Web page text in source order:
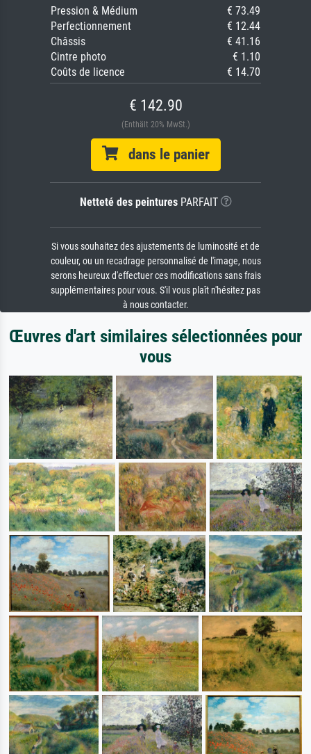
Pression & Médium
€ 73.49
Perfectionnement
€ 12.44
Châssis
€ 41.16
Cintre photo
€ 1.10
Coûts de licence
€ 14.70
€ 142.90
(Enthält 20% MwSt.)
dans le panier
Netteté des peinturesPARFAIT
Si vous souhaitez des ajustements de luminosité et de
couleur, ou un recadrage personnalisé de l'image, nous
serons heureux d'effectuer ces modifications sans frais
supplémentaires pour vous. S'il vous plaît n'hésitez pas
à nous contacter.
Œuvres d'art similaires sélectionnées pour
vous